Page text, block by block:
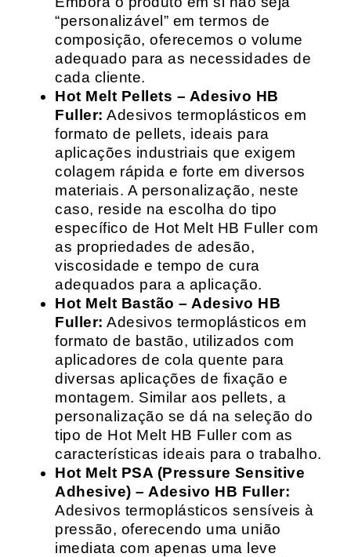
“personalizável” em termos de
composição, oferecemos o volume
adequado para as necessidades de
cada cliente.
Hot Melt Pellets – Adesivo HB
Fuller: Adesivos termoplásticos em
formato de pellets, ideais para
aplicações industriais que exigem
colagem rápida e forte em diversos
materiais. A personalização, neste
caso, reside na escolha do tipo
específico de Hot Melt HB Fuller com
as propriedades de adesão,
viscosidade e tempo de cura
adequados para a aplicação.
Hot Melt Bastão – Adesivo HB
Fuller: Adesivos termoplásticos em
formato de bastão, utilizados com
aplicadores de cola quente para
diversas aplicações de fixação e
montagem. Similar aos pellets, a
personalização se dá na seleção do
tipo de Hot Melt HB Fuller com as
características ideais para o trabalho.
Hot Melt PSA (Pressure Sensitive
Adhesive) – Adesivo HB Fuller:
Adesivos termoplásticos sensíveis à
pressão, oferecendo uma união
imediata com apenas uma leve